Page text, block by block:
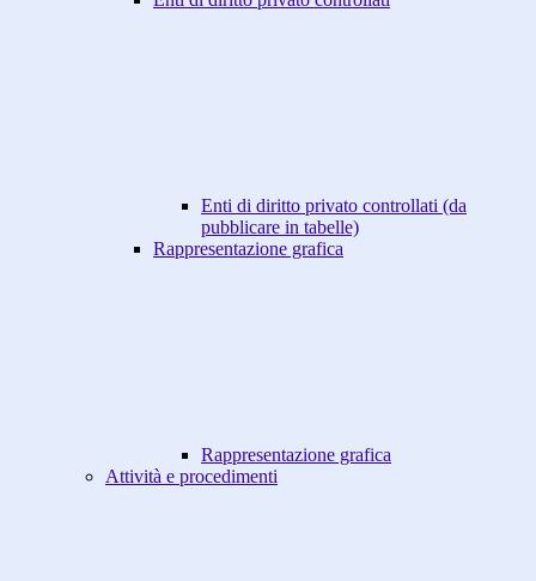
Enti di diritto privato controllati (da
pubblicare in tabelle)
Rappresentazione grafica
Rappresentazione grafica
Attività e procedimenti